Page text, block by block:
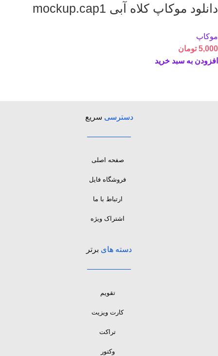
دانلود موکاپ کلاه آبی mockup.cap1
موکاپ
5,000 تومان
افزودن به سبد خرید
دسترسی سریع
صفحه اصلی
فروشگاه فایل
ارتباط با ما
اشتراک ویژه
دسته های برتر
تقویم
کارت ویزیت
تراکت
وکتور